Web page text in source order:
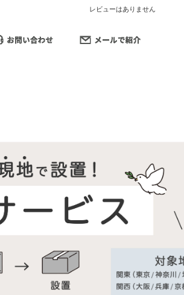
レビューはありません